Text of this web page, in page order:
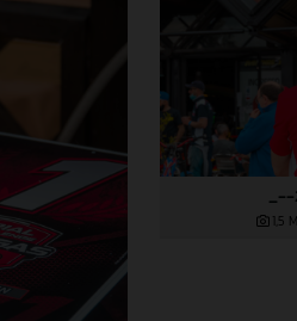
_--
1,5